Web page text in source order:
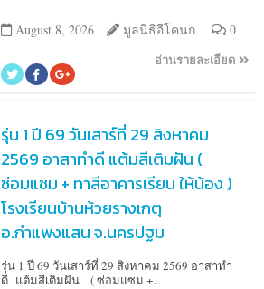
August 8, 2026 มูลนิธิอีโคนก 0
อ่านรายละเอียด
รุ่น 1 ปี 69 วันเสาร์ที่ 29 สิงหาคม
2569 อาสาทำดี แต้มสีเติมฝัน (
ซ่อมแซม + ทาสีอาคารเรียน ให้น้อง )
โรงเรียนบ้านห้วยรางเกตุ
อ.กำแพงแสน จ.นครปฐม
รุ่น 1 ปี 69 วันเสาร์ที่ 29 สิงหาคม 2569 อาสาทำ
ดี แต้มสีเติมฝัน ( ซ่อมแซม +...